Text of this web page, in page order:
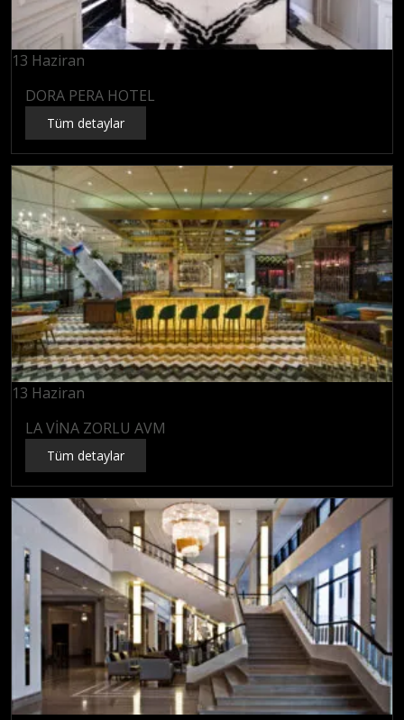
13 Haziran
DORA PERA HOTEL
Tüm detaylar
13 Haziran
LA VİNA ZORLU AVM
Tüm detaylar